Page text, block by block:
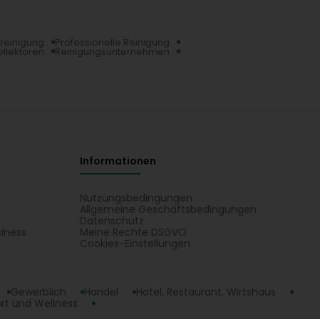
Professionelle Reinigung
Reinigungsunternehmen
Informationen
Nutzungsbedingungen
Allgemeine Geschäftsbedingungen
Datenschutz
Meine Rechte DSGVO
Cookies-Einstellungen
Gewerblich Handel
Hotel, Restaurant, Wirtshaus
und Wellness